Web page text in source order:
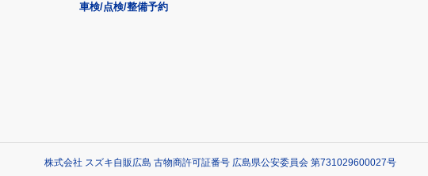
車検/点検/整備予約
株式会社 スズキ自販広島 古物商許可証番号 広島県公安委員会 第731029600027号